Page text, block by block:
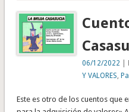
06/12/2022 |
Y VALORES ,
Este es otro de los cuentos que